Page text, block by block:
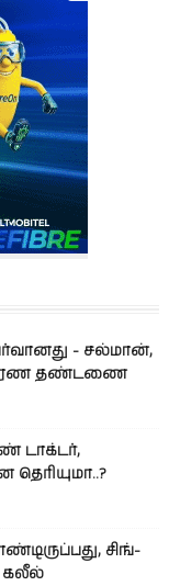
- சல்மான்,
மரண தண்டணை
டாக்டர்,
சிங்­
கலீல்